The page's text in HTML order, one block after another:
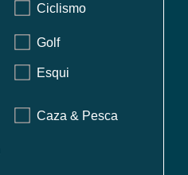
Ciclismo
Golf
Esqui
Caza & Pesca